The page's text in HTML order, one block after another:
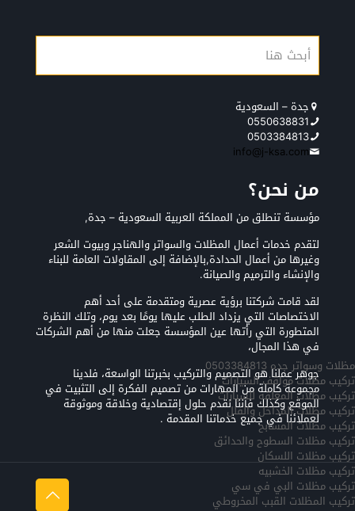
جدة – السعودية
0550638831
0503384813
info@j-ksa.com
من نحن؟
مؤسسة تنطلق من المملكة العربية السعودية – جدة,
لتقدم خدمات أعمال المظلات والسواتر والهناجر وبيوت الشعر
وغيرها من أعمال الحدادة,بالإضافة إلى المقاولات العامة للبناء
والإنشاء والترميم والصيانة.
لقد قامت شركتنا برؤية عصرية ومتقدمة على أحد أهم
الاختصاصات التي يزداد الطلب عليها يومًا بعد يوم، وتلك النظرة
المتطورة التي رأتها عين المؤسسة جعلت منها من أهم الشركات
في هذا المجال،
جوهر عملنا هو التصميم والتركيب بخبرتنا الواسعة، فلدينا
مجموعة كاملة من المهارات من تصميم الفكرة إلى التثبيت في
الموقع وكذلك فأننا نقدم حلول إقتصادية وخلاقة وموثوقة
لعملائنا في جميع خدماتنا المقدمة .
مظلات وسواتر جده 0503384813
تركيب مظلات مواقف السيارات
تركيب مظلات المعلقه للسيارات
تركيب مظلات المداخل والفلل
تركيب مظلات المسابح
تركيب مظلات السطوح والحدائق
تركيب مظلات اللسكان
تركيب مظلات الخشبيه
تركيب مظلات البي في سي
تركيب المظلات القبب المخروطي